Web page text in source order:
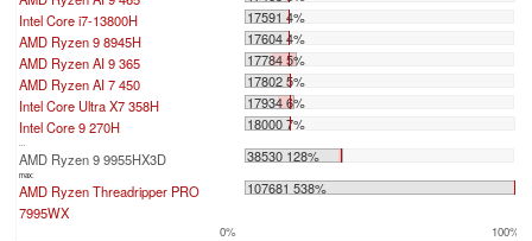
Intel Core i7-13800H
17591 4%
AMD Ryzen 9 8945H
17604 4%
AMD Ryzen AI 9 365
17784 5%
AMD Ryzen AI 7 450
17802 5%
Intel Core Ultra X7 358H
17934 6%
Intel Core 9 270H
18000 7%
...
AMD Ryzen 9 9955HX3D 38530 128%
max:
AMD Ryzen Threadripper PRO
7995WX
107681 538%
0% 100%